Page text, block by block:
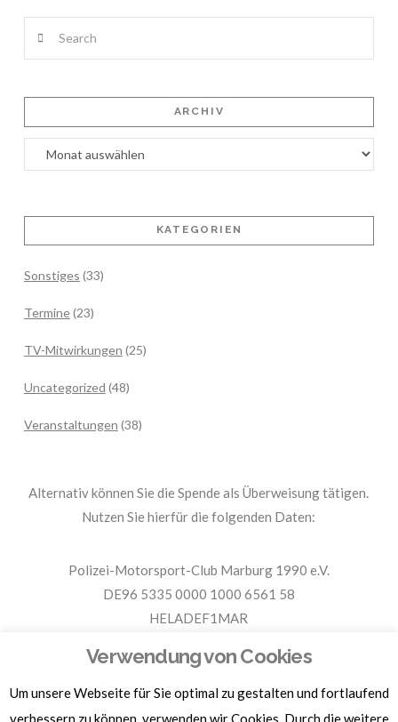
ARCHIV
Archiv
KATEGORIEN
Sonstiges (33)
Termine(23)
TV-Mitwirkungen (25)
Uncategorized (48)
Veranstaltungen (38)
Alternativ können Sie die Spende als Überweisung tätigen.
Nutzen Sie hierfür die folgenden Daten:
Polizei-Motorsport-Club Marburg 1990 e.V.
DE96 5335 0000 1000 6561 58
HELADEF1MAR
Für Spendenbescheinigungen, Sachspenden und weitere
Informationen, hier klicken.
Verwendung von Cookies
Um unsere Webseite für Sie optimal zu gestalten und fortlaufend
verbessern zu können, verwenden wir Cookies. Durch die weitere